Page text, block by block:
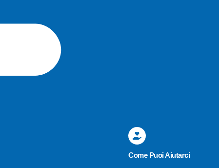
Come Puoi Aiutarci